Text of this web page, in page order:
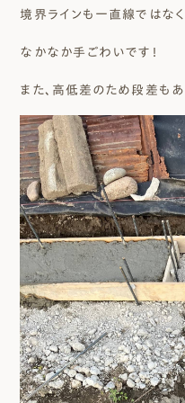
境界ラインも一直線ではな
なかなか手ごわいです！
また、高低差のため段差も